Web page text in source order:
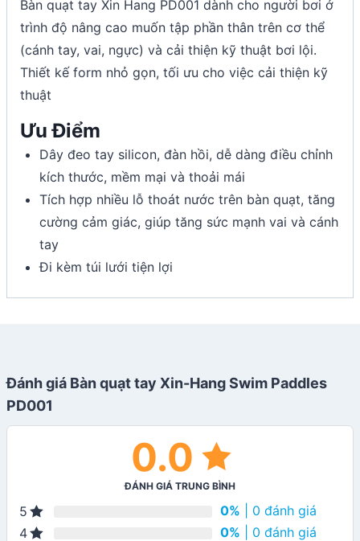
Bàn quạt tay Xin Hang PD001 dành cho người bơi ở
trình độ nâng cao muốn tập phần thân trên cơ thể
(cánh tay, vai, ngực) và cải thiện kỹ thuật bơi lội.
Thiết kế form nhỏ gọn, tối ưu cho việc cải thiện kỹ
thuật
Ưu Điểm
Dây đeo tay silicon, đàn hồi, dễ dàng điều chỉnh
kích thước, mềm mại và thoải mái
Tích hợp nhiều lỗ thoát nước trên bàn quạt, tăng
cường cảm giác, giúp tăng sức mạnh vai và cánh
tay
Đi kèm túi lưới tiện lợi
Đánh giá Bàn quạt tay Xin-Hang Swim Paddles
PD001
0.0
ĐÁNH GIÁ TRUNG BÌNH
5 0% | 0 đánh giá
4
0% | 0 đánh giá